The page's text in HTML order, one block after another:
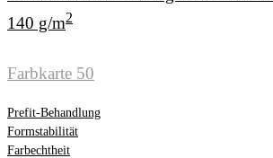
140 g/m2
Farbkarte 50
Prefit-Behandlung
Formstabilität
Farbechtheit